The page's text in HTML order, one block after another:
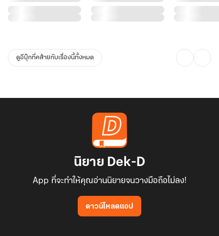
ดูอีบุ๊กที่คล้ายกับเรื่องนี้ทั้งหมด
นิยาย Dek-D
App ที่จะทำให้คุณอ่านนิยายจนวางมือถือไม่ลง!
ดาวน์โหลดแอป